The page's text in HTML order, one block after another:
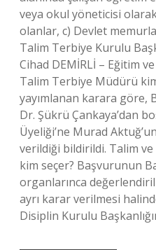
veya okul yöneticisi
olanlar, c) Devlet
Talim Terbiye Kurulu
Cihad DEMİRLİ – Eğitim
Talim Terbiye Müdürü
yayımlanan karara göre,
Dr. Şükrü Çankaya’dan
Üyeliği’ne Murad
verildiği bildirildi. Talim ve
kim seçer? Başvurunun
organlarınca
ayrı karar verilmesi
Disiplin Kurulu